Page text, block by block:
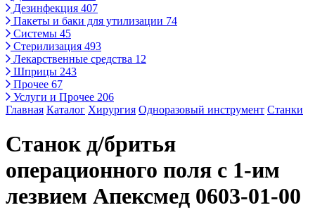
Дезинфекция 407
Пакеты и баки для утилизации 74
Системы 45
Стерилизация 493
Лекарственные средства 12
Шприцы 243
Прочее 67
Услуги и Прочее 206
Главная Каталог Хирургия Одноразовый инструмент Станки
Станок д/бритья
операционного поля с 1-им
лезвием Апексмед 0603-01-00